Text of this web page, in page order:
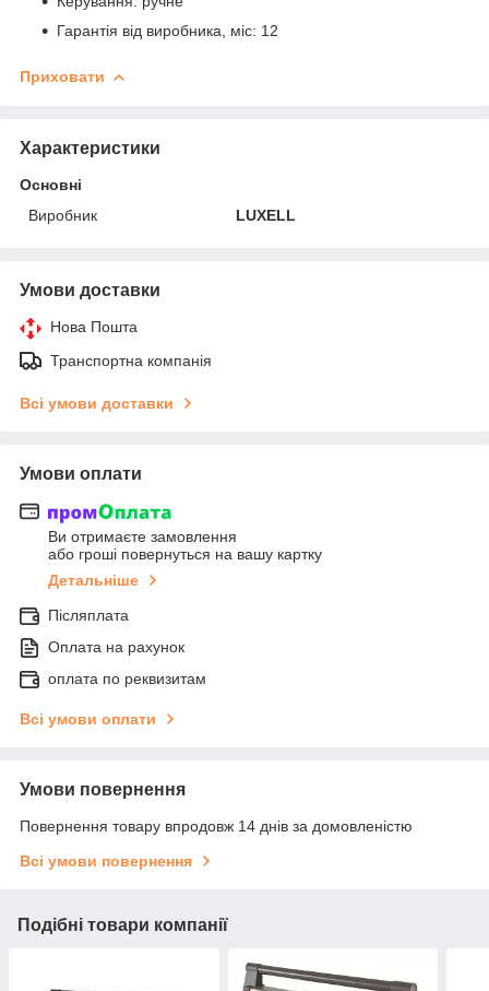
Гарантія від виробника, міс: 12
Приховати
Характеристики
Основні
Виробник
LUXELL
Умови доставки
Нова Пошта
Транспортна компанія
Всі умови доставки
Умови оплати
Ви отримаєте замовлення
або гроші повернуться на вашу картку
Детальніше
Післяплата
Оплата на рахунок
оплата по реквизитам
Всі умови оплати
Умови повернення
Повернення товару впродовж 14 днів за домовленістю
Всі умови повернення
Подібні товари компанії